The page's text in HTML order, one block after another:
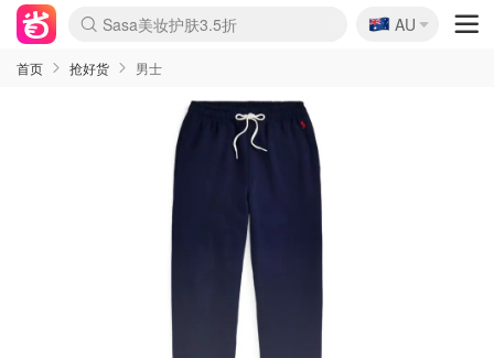
lululemon折扣上新
Sasa美妆护肤3.5折
SSENSE年中2.5折
FreshBeauty好价汇总
Cettire降价+叠9折
WWS Coles超市实拍
viagogo二手票捡漏
Myer折扣汇总
The Outnet奢牌1折起
David Jones 3折起
Flannels大牌1折
Perfumes Club护肤1折
AMIRO面罩$251
Amazon折扣汇总
Amazon数码好物
ThedoubleF高奢地板价
Moose Knuckles 6折
EUFY摄像头$98
Selenichast首饰2折
悉尼-墨尔本机票$29
Amazon家居好物
Amazon美妆护肤
雅漾大喷$8
过敏原检测盒$33
科颜氏高保湿面霜$29
SEALIFE海洋馆门票6折
丝塔芙大白罐$16
订阅Newsletter送香薰
Harrods圣诞日历$525
LN-CC奢牌私促
d'Alba空姐喷雾$16
EVE LOM套装£56
Bernardelli独家4折
Adore Beauty 6折起
Mytheresa奢品2.7折
Currentbody美容仪$881
MOON Garden Live
CR洗护套装$23
GANNI官网4.5折
Stylevana韩妆4折
Tessabit高奢8.5折
OGX洗发水$11
Amazon阿德莱德次日达
卡诗8.5折+赠礼
Philips Hue灯具8折
La Mer送8件礼值$529
始祖鸟 石头岛 8折
雅诗兰黛7.5折+赠礼
祖玛珑赠5件礼
惊❗️修丽可赠42ml精华
Loewe/BBR高奢8折
黑五价❗阿玛尼全场8折
Crocs洞洞鞋$36
A王情侣卫衣推荐
三星4K智能电视$664
倩碧7.5折+赠$110礼
Bobbi Brown 8折+赠礼
M.A.C 7.5折+赠彩妆套装
🇦🇺
AU
首页 抢好货 男士